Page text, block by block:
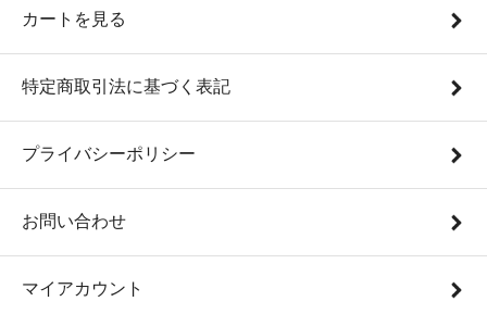
カートを見る
特定商取引法に基づく表記
プライバシーポリシー
お問い合わせ
マイアカウント